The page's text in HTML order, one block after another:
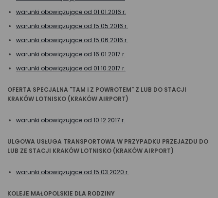
warunki obowiązujące od 01.01.2016 r.
warunki obowiązujące od 15.05.2016 r.
warunki obowiązujące od 15.06.2016 r.
warunki obowiązujące od 16.01.2017 r.
warunki obowiązujące od 01.10.2017 r.
OFERTA SPECJALNA "TAM i Z POWROTEM" Z LUB DO STACJI
KRAKÓW LOTNISKO (KRAKÓW AIRPORT)
warunki obowiązujące od 10.12.2017 r.
ULGOWA USŁUGA TRANSPORTOWA W PRZYPADKU PRZEJAZDU DO
LUB ZE STACJI KRAKÓW LOTNISKO (KRAKÓW AIRPORT)
warunki obowiązujące od 15.03.2020 r.
KOLEJE MAŁOPOLSKIE DLA RODZINY